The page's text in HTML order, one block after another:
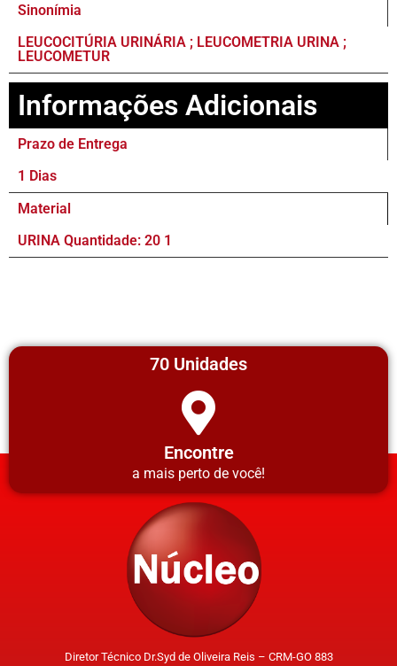
Sinonímia
LEUCOCITÚRIA URINÁRIA ; LEUCOMETRIA URINA ;
LEUCOMETUR
Informações Adicionais
Prazo de Entrega
1 Dias
Material
URINA Quantidade: 20 1
70 Unidades
Encontre
a mais perto de você!
Diretor Técnico Dr.Syd de Oliveira Reis – CRM-GO 883